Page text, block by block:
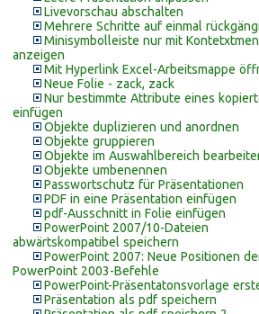
Livevorschau abschalten
Mehrere Schritte auf einmal
Minisymbolleiste nur mit
anzeigen
Mit Hyperlink Excel-Arbeitsmappe
Neue Folie - zack, zack
Nur bestimmte Attribute eines
einfügen
Objekte duplizieren und anordnen
Objekte gruppieren
Objekte im Auswahlbereich
Objekte umbenennen
Passwortschutz für Präsentationen
PDF in eine Präsentation einfügen
pdf-Ausschnitt in Folie einfügen
PowerPoint 2007/10-Dateien
abwärtskompatibel speichern
PowerPoint 2007: Neue Positionen
PowerPoint 2003-Befehle
PowerPoint-Präsentatonsvorlage
Präsentation als pdf speichern